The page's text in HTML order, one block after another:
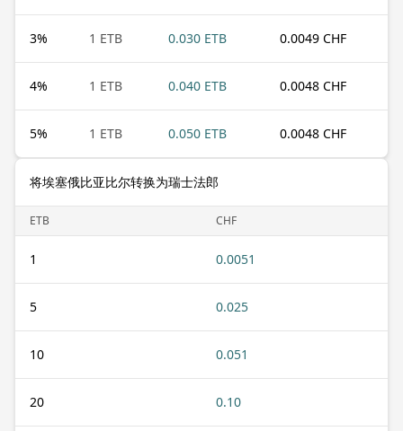
3% 1 ETB 0.030 ETB 0.0049 CHF
4% 1 ETB 0.040 ETB 0.0048 CHF
5% 1 ETB 0.050 ETB 0.0048 CHF
将埃塞俄比亚比尔转换为瑞士法郎
ETB CHF
1 0.0051
5 0.025
10 0.051
20 0.10